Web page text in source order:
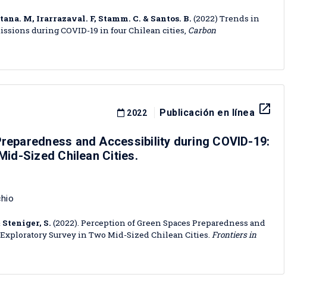
M, Irarrazaval. F, Stamm. C. & Santos. B. (2022) Trends in
during COVID-19 in four Chilean cities, Carbon
2022 Publicación en línea launch
and Accessibility during COVID-19:
Sized Chilean Cities.
Steniger, S. (2022). Perception of Green Spaces Preparedness and
Survey in Two Mid-Sized Chilean Cities.Frontiers in